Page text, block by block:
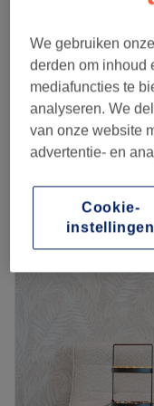
30 minuten
30 min
Holistische
1 u 30 min
Thermo therapie
Maandag
Dinsdag
Zaterdag
Zondag
We gebruiken
derden om inhoud
mediafuncties te
analyseren. We
van onze website
advertentie- en
Cookie-
instellingen